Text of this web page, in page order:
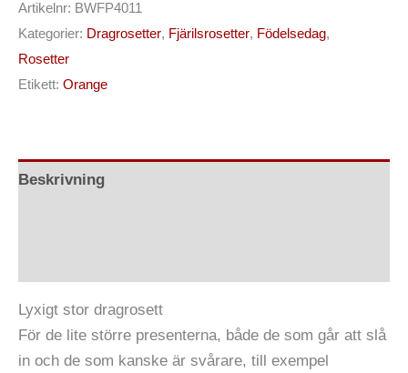
Artikelnr: BWFP4011
Kategorier: Dragrosetter, Fjärilsrosetter, Födelsedag,
Rosetter
Etikett: Orange
Beskrivning
Lyxigt stor dragrosett
För de lite större presenterna, både de som går att slå
in och de som kanske är svårare, till exempel